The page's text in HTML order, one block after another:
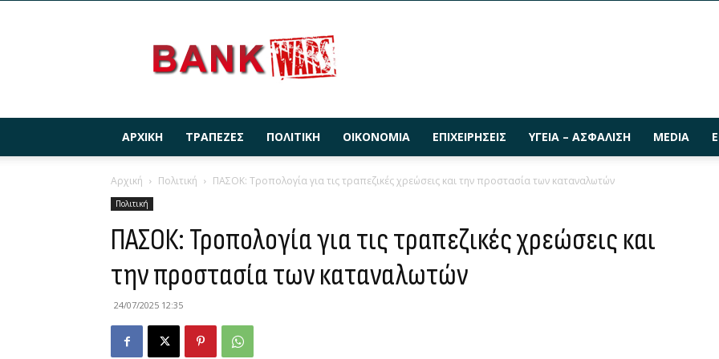
ΑΡΧΙΚΉ ΤΡΆΠΕΖΕΣ ΠΟΛΙΤΙΚΉ ΟΙΚΟΝΟΜΊΑ ΕΠΙΧΕΙΡΉΣΕΙΣ ΥΓΕΊΑ – ΑΣΦΆΛΙΣΗ MEDIA
Αρχική Πολιτική ΠΑΣΟΚ: Τροπολογία για τις τραπεζικές χρεώσεις και την προστασία των καταναλωτών
Πολιτική
ΠΑΣΟΚ: Τροπολογία για τις τραπεζικές χρεώσεις και
την προστασία των καταναλωτών
24/07/2025 12:35